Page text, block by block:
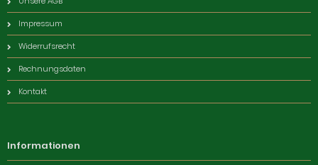
Impressum
Widerrufsrecht
Rechnungsdaten
Kontakt
Informationen